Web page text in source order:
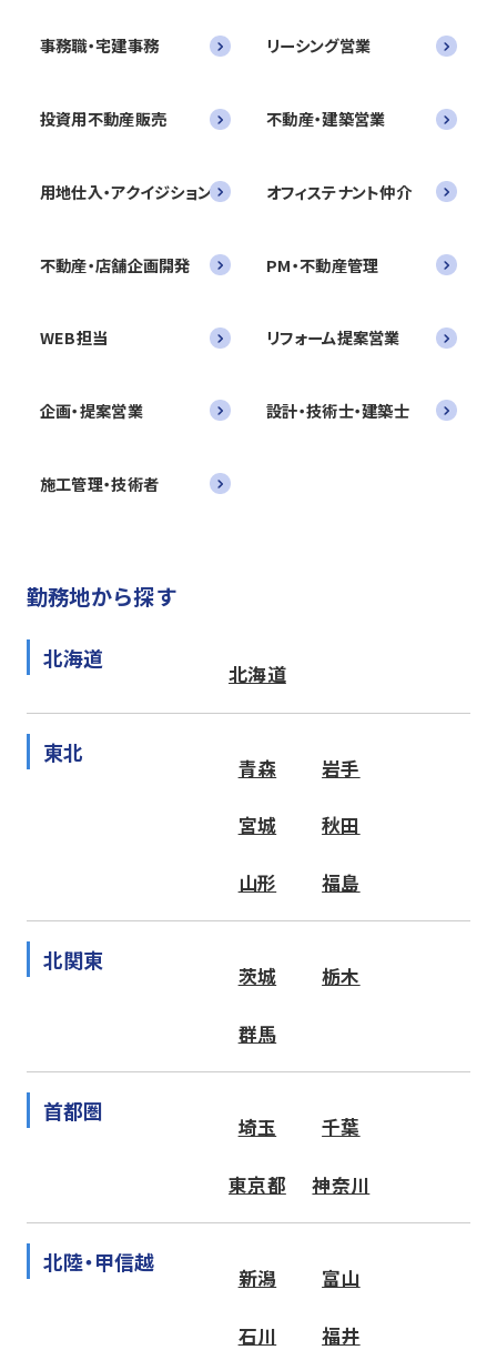
事務職・宅建事務 リーシング営業
投資用不動産販売 不動産・建築営業
用地仕入・アクイジション オフィステナント仲介
不動産・店舗企画開発 PM・不動産管理
WEB担当 リフォーム提案営業
企画・提案営業 設計・技術士・建築士
施工管理・技術者
勤務地から探す
北海道
北海道
東北
青森 岩手
宮城 秋田
山形 福島
北関東
茨城 栃木
群馬
首都圏
埼玉 千葉
東京都 神奈川
北陸・甲信越
新潟 富山
石川 福井